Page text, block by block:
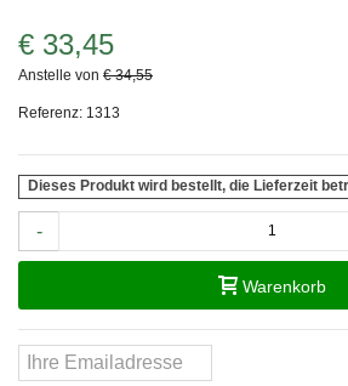
€ 33,45
Anstelle von € 34,55
Referenz: 1313
Dieses Produkt wird bestellt, die Lieferzeit
-
Warenkorb